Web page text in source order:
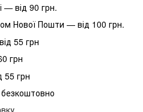
— від 90 грн.
Нової Пошти — від 100 грн.
55 грн
грн
55 грн